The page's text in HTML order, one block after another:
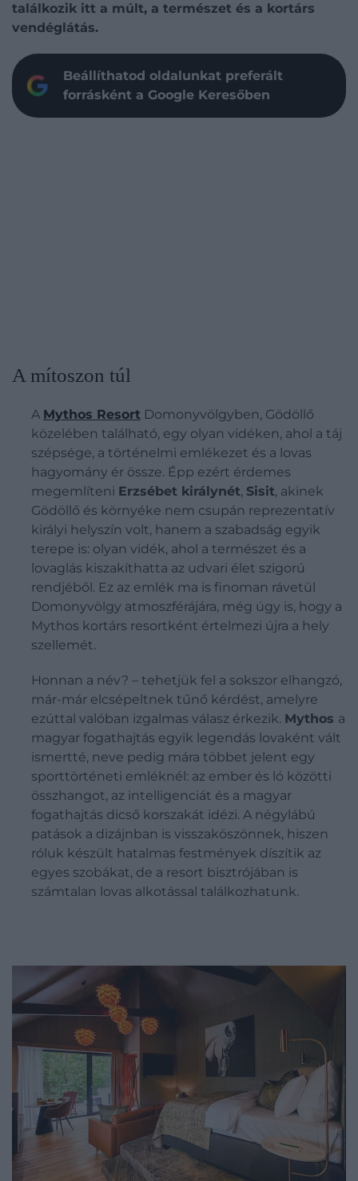
találkozik itt a múlt, a természet és a kortárs
vendéglátás.
Beállíthatod oldalunkat preferált
forrásként a Google Keresőben
A mítoszon túl
A Mythos Resort Domonyvölgyben, Gödöllő
közelében található, egy olyan vidéken, ahol a táj
szépsége, a történelmi emlékezet és a lovas
hagyomány ér össze. Épp ezért érdemes
megemlíteni Erzsébet királynét, Sisit, akinek
Gödöllő és környéke nem csupán reprezentatív
királyi helyszín volt, hanem a szabadság egyik
terepe is: olyan vidék, ahol a természet és a
lovaglás kiszakíthatta az udvari élet szigorú
rendjéből. Ez az emlék ma is finoman rávetül
Domonyvölgy atmoszférájára, még úgy is, hogy a
Mythos kortárs resortként értelmezi újra a hely
szellemét.
Honnan a név? – tehetjük fel a sokszor elhangzó,
már-már elcsépeltnek tűnő kérdést, amelyre
ezúttal valóban izgalmas válasz érkezik. Mythos a
magyar fogathajtás egyik legendás lovaként vált
ismertté, neve pedig mára többet jelent egy
sporttörténeti emléknél: az ember és ló közötti
összhangot, az intelligenciát és a magyar
fogathajtás dicső korszakát idézi. A négylábú
patások a dizájnban is visszaköszönnek, hiszen
róluk készült hatalmas festmények díszítik az
egyes szobákat, de a resort bisztrójában is
számtalan lovas alkotással találkozhatunk.